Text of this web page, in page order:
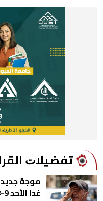
ﺗﻔﻀﻴﻼﺕ
موجة
غدا الأحد 9-8-2026